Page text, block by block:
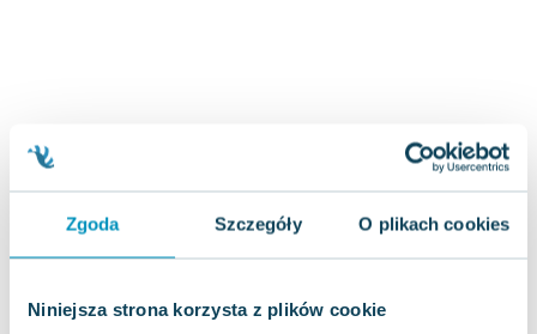
Zgoda Szczegóły O plikach cookies
Niniejsza strona korzysta z plików cookie
Michael Scott
Piotr Semka
Jarosław Iwaszkiewicz
Joseph Murphy
Aleksander Puszkin